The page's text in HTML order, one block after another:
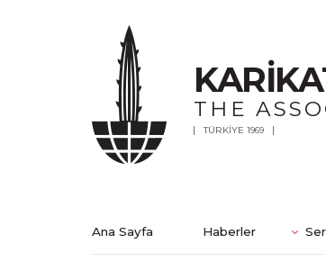
THE
TÜRKİYE 1969
Ana Sayfa Haberler